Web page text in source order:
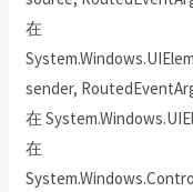
在
sender,
在
在